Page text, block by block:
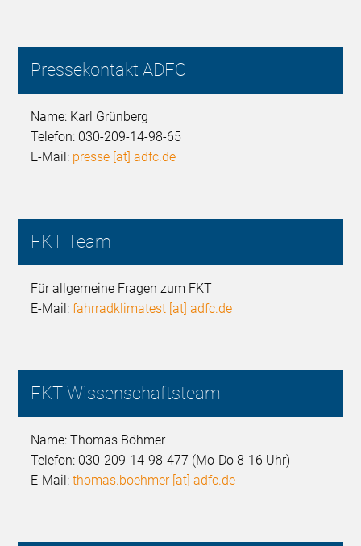
Pressekontakt ADFC
Name: Karl Grünberg
Telefon: 030-209-14-98-65
E-Mail: presse [at] adfc.de
FKT Team
Für allgemeine Fragen zum FKT
E-Mail:fahrradklimatest [at] adfc.de
FKT Wissenschaftsteam
Name: Thomas Böhmer
Telefon: 030-209-14-98-477 (Mo-Do 8-16 Uhr)
E-Mail:thomas.boehmer [at] adfc.de